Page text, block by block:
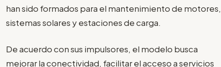
han sido formados para el mantenimiento de motores,
sistemas solares y estaciones de carga.
De acuerdo con sus impulsores, el modelo busca
mejorar la conectividad, facilitar el acceso a servicios